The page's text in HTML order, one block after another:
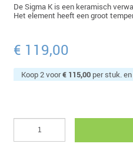
De Sigma K is een keramisch
Het element heeft een groot
€ 119,00
Koop 2 voor€ 115,00 per stuk. en